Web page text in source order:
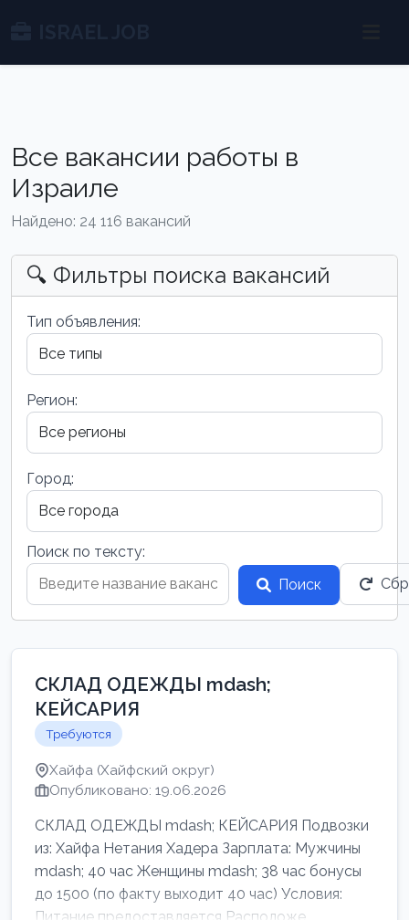
Все вакансии работы в
Израиле
Найдено: 24 116 вакансий
🔍 Фильтры поиска вакансий
Тип объявления:
Регион:
Город:
Поиск по тексту:
Поиск
СКЛАД ОДЕЖДЫ mdash;
КЕЙСАРИЯ
Требуются
Хайфа (Хайфский округ)
Опубликовано: 19.06.2026
СКЛАД ОДЕЖДЫ mdash; КЕЙСАРИЯ Подвозки
из: Хайфа Нетания Хадера Зарплата: Мужчины
mdash; 40 час Женщины mdash; 38 час бонусы
до 1500 (по факту выходит 40 час) Условия: